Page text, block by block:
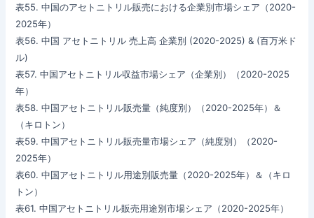
表55. 中国のアセトニトリル販売における企業別市場シェア（2020-
2025年）
表56. 中国 アセトニトリル 売上高 企業別 (2020-2025) & (百万米ド
ル)
表57. 中国アセトニトリル収益市場シェア（企業別）（2020-2025
年）
表58. 中国アセトニトリル販売量（純度別）（2020-2025年）＆
（キロトン）
表59. 中国アセトニトリル販売量市場シェア（純度別）（2020-
2025年）
表60. 中国アセトニトリル用途別販売量（2020-2025年）＆（キロ
トン）
表61. 中国アセトニトリル販売用途別市場シェア（2020-2025年）